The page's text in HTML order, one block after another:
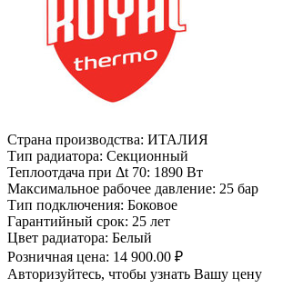
Страна производства: ИТАЛИЯ
Тип радиатора: Секционный
Теплоотдача при Δt 70: 1890 Вт
Максимальное рабочее давление: 25 бар
Тип подключения: Боковое
Гарантийный срок: 25 лет
Цвет радиатора: Белый
Розничная цена: 14 900.00 ₽
Авторизуйтесь, чтобы узнать Вашу цену